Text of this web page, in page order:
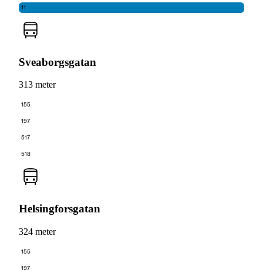
11
Sveaborgsgatan
313 meter
155
197
517
518
Helsingforsgatan
324 meter
155
197